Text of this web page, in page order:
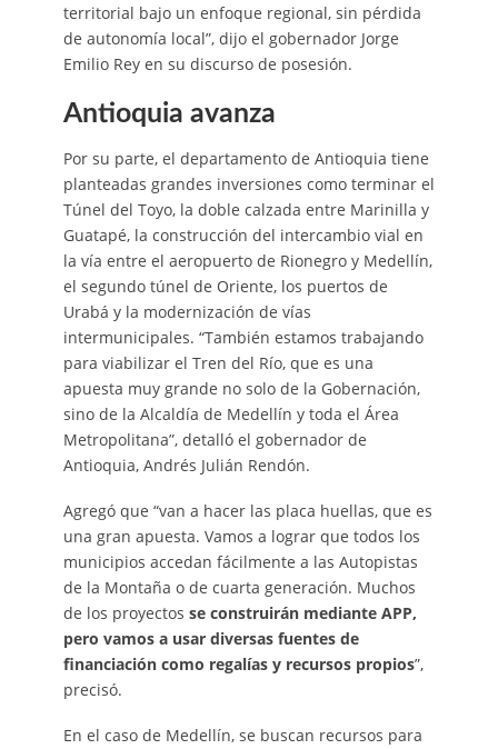
territorial bajo un enfoque regional, sin pérdida
de autonomía local”, dijo el gobernador Jorge
Emilio Rey en su discurso de posesión.
Antioquia avanza
Por su parte, el departamento de Antioquia tiene
planteadas grandes inversiones como terminar el
Túnel del Toyo, la doble calzada entre Marinilla y
Guatapé, la construcción del intercambio vial en
la vía entre el aeropuerto de Rionegro y Medellín,
el segundo túnel de Oriente, los puertos de
Urabá y la modernización de vías
intermunicipales. “También estamos trabajando
para viabilizar el Tren del Río, que es una
apuesta muy grande no solo de la Gobernación,
sino de la Alcaldía de Medellín y toda el Área
Metropolitana”, detalló el gobernador de
Antioquia, Andrés Julián Rendón.
Agregó que “van a hacer las placa huellas, que es
una gran apuesta. Vamos a lograr que todos los
municipios accedan fácilmente a las Autopistas
de la Montaña o de cuarta generación. Muchos
de los proyectos se construirán mediante APP,
pero vamos a usar diversas fuentes de
financiación como regalías y recursos propios”,
precisó.
En el caso de Medellín, se buscan recursos para